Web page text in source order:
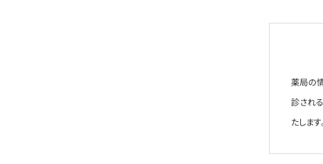
薬局の
診され
たします。